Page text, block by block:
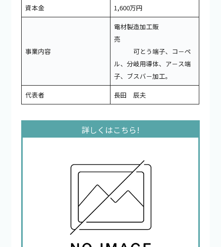
資本金
1,600万円
事業内容
電材製造加工販
売
可とう端子、コ－ペ
ル、分岐用導体、ア－ス端
子、ブスバ－加工。
代表者
長田 辰夫